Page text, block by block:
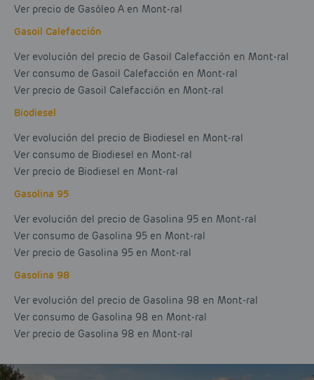
Ver precio de Gasóleo A en Mont-ral
Gasoil Calefacción
Ver evolución del precio de Gasoil Calefacción en Mont-ral
Ver consumo de Gasoil Calefacción en Mont-ral
Ver precio de Gasoil Calefacción en Mont-ral
Biodiesel
Ver evolución del precio de Biodiesel en Mont-ral
Ver consumo de Biodiesel en Mont-ral
Ver precio de Biodiesel en Mont-ral
Gasolina 95
Ver evolución del precio de Gasolina 95 en Mont-ral
Ver consumo de Gasolina 95 en Mont-ral
Ver precio de Gasolina 95 en Mont-ral
Gasolina 98
Ver evolución del precio de Gasolina 98 en Mont-ral
Ver consumo de Gasolina 98 en Mont-ral
Ver precio de Gasolina 98 en Mont-ral